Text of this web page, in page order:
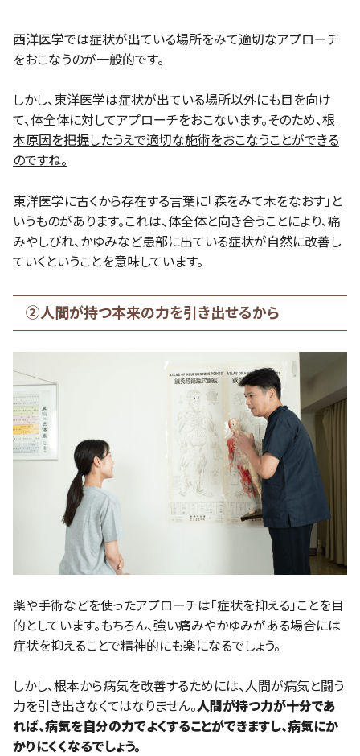
西洋医学では症状が出ている場所をみて適切なアプローチ
をおこなうのが一般的です。
しかし、東洋医学は症状が出ている場所以外にも目を向け
て、体全体に対してアプローチをおこないます。そのため、根
本原因を把握したうえで適切な施術をおこなうことができる
のですね。
東洋医学に古くから存在する言葉に「森をみて木をなおす」と
いうものがあります。これは、体全体と向き合うことにより、痛
みやしびれ、かゆみなど患部に出ている症状が自然に改善し
ていくということを意味しています。
②人間が持つ本来の力を引き出せるから
薬や手術などを使ったアプローチは「症状を抑える」ことを目
的としています。もちろん、強い痛みやかゆみがある場合には
症状を抑えることで精神的にも楽になるでしょう。
しかし、根本から病気を改善するためには、人間が病気と闘う
力を引き出さなくてはなりません。人間が持つ力が十分であ
れば、病気を自分の力でよくすることができますし、病気にか
かりにくくなるでしょう。